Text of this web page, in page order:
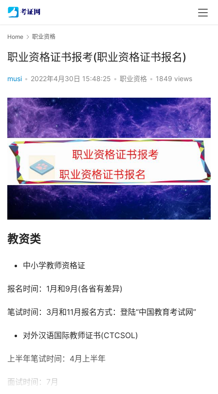
Home 职业资格
职业资格证书报考(职业资格证书报名)
musi • 2022年4月30日 15:48:25 • 职业资格 • 1849 views
教资类
中小学教师资格证
报名时间：1月和9月(各省有差异)
笔试时间：3月和11月报名方式：登陆“中国教育考试网”
对外汉语国际教师证书(CTCSOL)
上半年笔试时间：4月上半年
面试时间：7月